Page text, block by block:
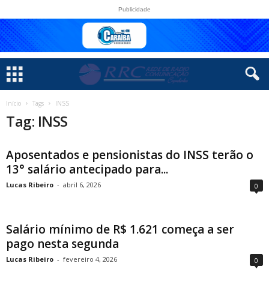
Publicidade
Início Tags INSS
Tag: INSS
Aposentados e pensionistas do INSS terão o
13° salário antecipado para...
Lucas Ribeiro - abril 6, 2026 0
Salário mínimo de R$ 1.621 começa a ser
pago nesta segunda
Lucas Ribeiro - fevereiro 4, 2026 0